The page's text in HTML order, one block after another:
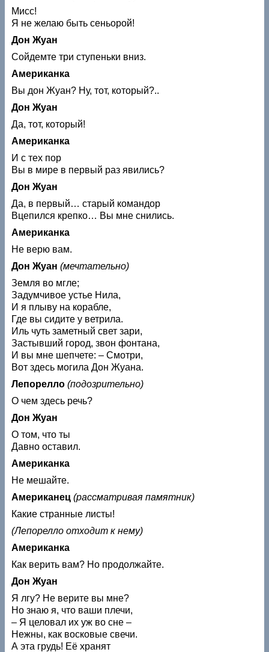
Мисс!
Я не желаю быть сеньорой!
Дон Жуан
Сойдемте три ступеньки вниз.
Американка
Вы дон Жуан? Ну, тот, который?..
Дон Жуан
Да, тот, который!
Американка
И с тех пор
Вы в мире в первый раз явились?
Дон Жуан
Да, в первый… старый командор
Вцепился крепко… Вы мне снились.
Американка
Не верю вам.
Дон Жуан (мечтательно)
Земля во мгле;
Задумчивое устье Нила,
И я плыву на корабле,
Где вы сидите у ветрила.
Иль чуть заметный свет зари,
Застывший город, звон фонтана,
И вы мне шепчете: – Смотри,
Вот здесь могила Дон Жуана.
Лепорелло (подозрительно)
О чем здесь речь?
Дон Жуан
О том, что ты
Давно оставил.
Американка
Не мешайте.
Американец (рассматривая памятник)
Какие странные листы!
(Лепорелло отходит к нему)
Американка
Как верить вам? Но продолжайте.
Дон Жуан
Я лгу? Не верите вы мне?
Но знаю я, что ваши плечи,
– Я целовал их уж во сне –
Нежны, как восковые свечи.
А эта грудь! Её хранят